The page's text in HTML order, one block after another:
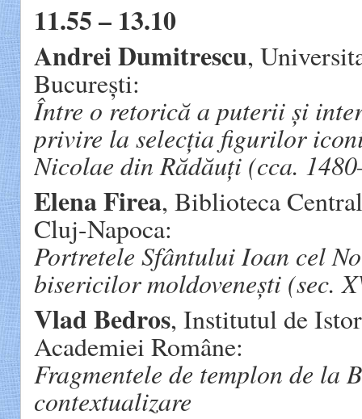
11.55 – 13.10
Andrei Dumitrescu,
București:
Între o retorică a puterii și
privire la selecția figurilor
Nicolae din Rădăuți (cca.
Elena Firea, Biblioteca
Cluj-Napoca:
Portretele Sfântului Ioan cel
bisericilor moldovenești (sec.
Vlad Bedros, Institutul de
Academiei Române:
Fragmentele de templon de la
contextualizare